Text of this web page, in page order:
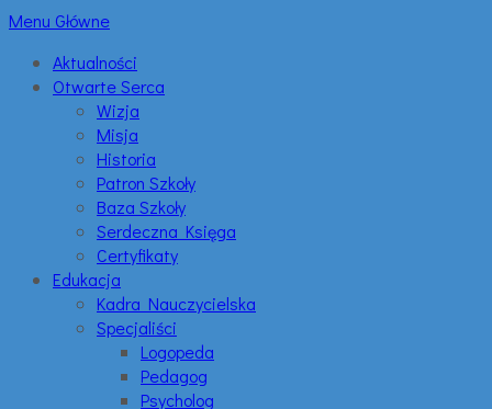
Menu Główne
Aktualności
Otwarte Serca
Wizja
Misja
Historia
Patron Szkoły
Baza Szkoły
Serdeczna Księga
Certyfikaty
Edukacja
Kadra Nauczycielska
Specjaliści
Logopeda
Pedagog
Psycholog